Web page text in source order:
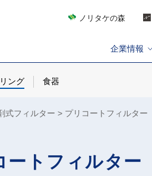
ノリタケの森
企業情報
ング 食器
式フィルター プリコートフィルター
ートフィルター